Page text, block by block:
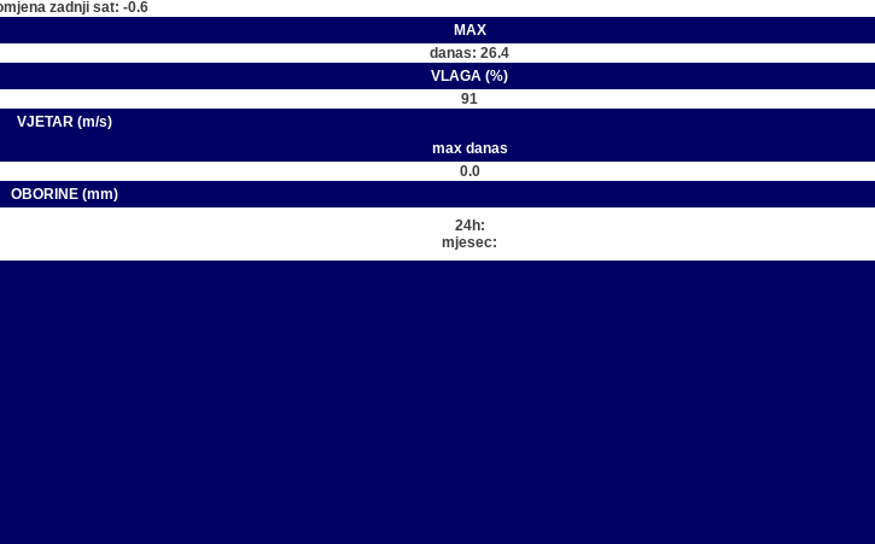
zadnji sat: -0.6
MAX
danas: 26.4
VLAGA (%)
91
VJETAR (m/s)
max danas
0.0
OBORINE (mm)
24h:
mjesec: